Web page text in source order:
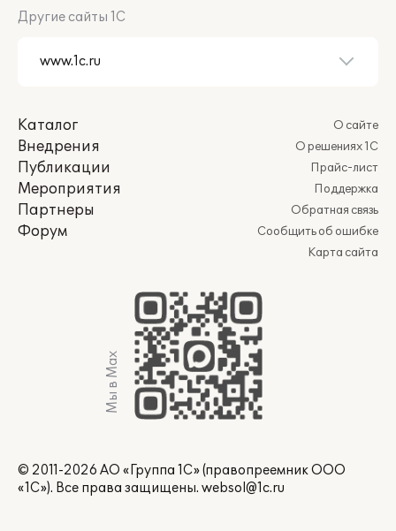
Другие сайты 1С
Каталог
Внедрения
Публикации
Мероприятия
Партнеры
Форум
О сайте
О решениях 1С
Прайс-лист
Поддержка
Обратная связь
Сообщить об ошибке
Карта сайта
Мы в Max
© 2011-2026 АО «Группа 1С» (правопреемник ООО
«1С»). Все права защищены. websol@1c.ru